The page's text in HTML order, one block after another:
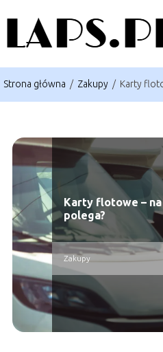
Strona główna / Zakupy / Karty
Karty flotowe –
polega?
Zakupy